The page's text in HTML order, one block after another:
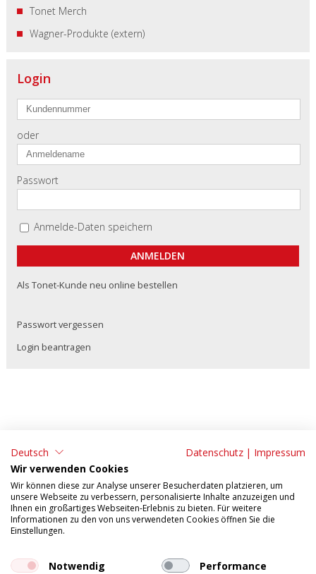
Tonet Merch
Wagner-Produkte (extern)
Login
oder
Passwort
Anmelde-Daten speichern
Als Tonet-Kunde neu online bestellen
Passwort vergessen
Login beantragen
ADRESSE:
Tonet AG
Aarefeldstrasse 18
4658 Däniken
Tel: 062 295 09 11
Fax: 062 295 09 55
E-Mail:verkauf@tonet.ch
Datenschutzerklärung
Deutsch Datenschutz | Impressum
Wir verwenden Cookies
Wir können diese zur Analyse unserer Besucherdaten platzieren, um
unsere Webseite zu verbessern, personalisierte Inhalte anzuzeigen und
Ihnen ein großartiges Webseiten-Erlebnis zu bieten. Für weitere
Informationen zu den von uns verwendeten Cookies öffnen Sie die
Einstellungen.
Notwendig Performance